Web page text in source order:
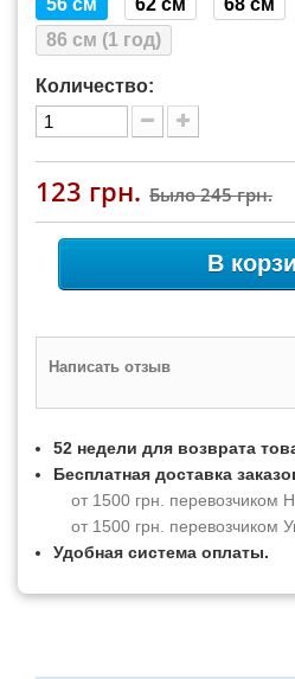
56 см 62 см 68 см
86 см (1 год)
Количество:
123 грн. Было245 грн.
В
Написать отзыв
52 недели для возврата
Бесплатная доставка
от 1500 грн. перевозчиком
от 1500 грн. перевозчиком
Удобная система оплаты.